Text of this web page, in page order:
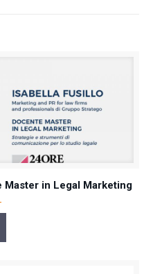
Master in Legal Marketing